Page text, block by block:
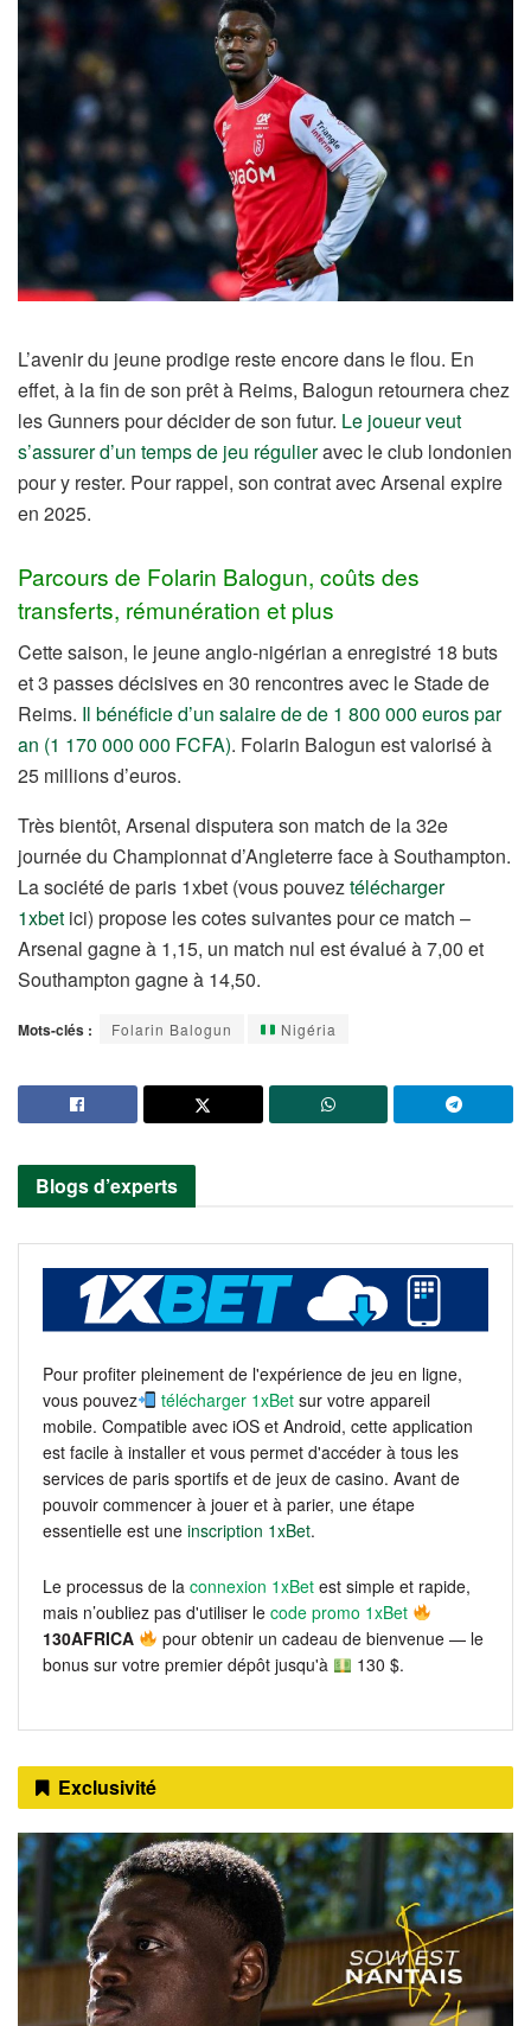
L’avenir du jeune prodige reste encore dans le flou. En
effet, à la fin de son prêt à Reims, Balogun retournera chez
les Gunners pour décider de son futur. Le joueur veut
s’assurer d’un temps de jeu régulieravec le club londonien
pour y rester. Pour rappel, son contrat avec Arsenal expire
en 2025.
Parcours de Folarin Balogun, coûts des
transferts, rémunération et plus
Cette saison, le jeune anglo-nigérian a enregistré 18 buts
et 3 passes décisives en 30 rencontres avec le Stade de
Reims. Il bénéficie d’un salaire de de 1 800 000 euros par
an (1 170 000 000 FCFA). Folarin Balogun est valorisé à
25 millions d’euros.
Très bientôt, Arsenal disputera son match de la 32e
journée du Championnat d’Angleterre face à Southampton.
La société de paris 1xbet (vous pouveztélécharger
1xbet ici) propose les cotes suivantes pour ce match –
Arsenal gagne à 1,15, un match nul est évalué à 7,00 et
Southampton gagne à 14,50.
Mots-clés : Folarin Balogun Nigéria
Blogs d’experts
Pour profiter pleinement de l'expérience de jeu en ligne,
vous pouvez
télécharger 1xBet sur votre appareil
mobile. Compatible avec iOS et Android, cette application
est facile à installer et vous permet d'accéder à tous les
services de paris sportifs et de jeux de casino. Avant de
pouvoir commencer à jouer et à parier, une étape
essentielle est une inscription 1xBet.
Le processus de la connexion 1xBet est simple et rapide,
mais n’oubliez pas d'utiliser le code promo 1xBet
130AFRICA
pour obtenir un cadeau de bienvenue — le
bonus sur votre premier dépôt jusqu'à
130 $.
Exclusivité